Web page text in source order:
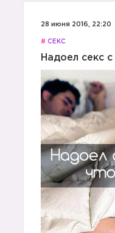
28 июня 2016, 22:20
# СЕКС
Надоел секс